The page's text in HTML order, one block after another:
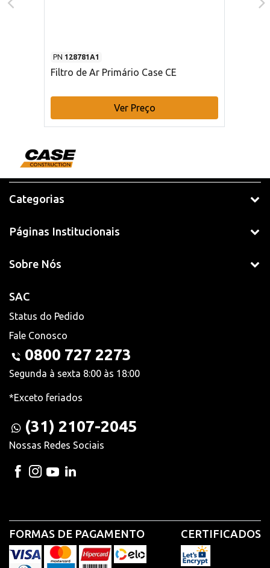
PN 128781A1
Filtro de Ar Primário Case CE
Ver Preço
Categorias
Páginas Institucionais
Sobre Nós
SAC
Status do Pedido
Fale Conosco
0800 727 2273
Segunda à sexta 8:00 às 18:00
*Exceto feriados
(31) 2107-2045
Nossas Redes Sociais
FORMAS DE PAGAMENTO CERTIFICADOS